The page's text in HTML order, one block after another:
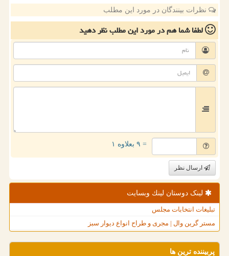
نظرات بینندگان در مورد این مطلب
لطفا شما همدر مورد این مطلبنظر دهید
= ۹ بعلاوه ۱
ارسال نظر
لینک دوستان لینك وبسایت
تبلیغات انتخابات مجلس
مستر گرین وال | مجری و طراح انواع دیوار سبز
پربیننده ترین ها